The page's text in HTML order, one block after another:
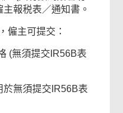
報税表／通知書。
僱主可提交：
無須提交IR56B表
無須提交IR56B表